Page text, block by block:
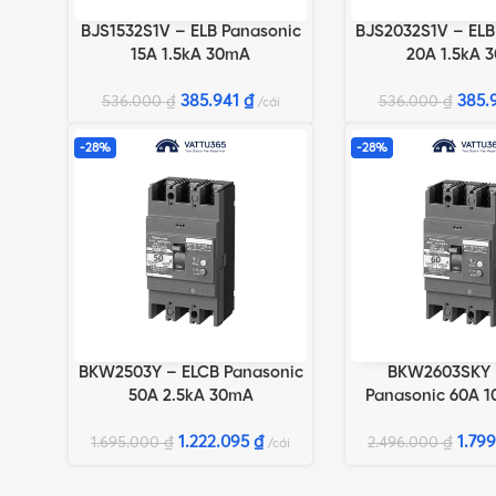
THÊM VÀO GIỎ HÀNG
BJS1532S1V – ELB Panasonic
15A 1.5kA 30mA
536.000₫ 385.941 ₫ cái
THÊM VÀO GIỎ
BJS2032S1V –
20A 1.5kA
536.000₫
-28%
THÊM VÀO GIỎ HÀNG
BKW2503Y – ELCB Panasonic
50A 2.5kA 30mA
1.695.000₫ 1.222.095 ₫ cái
-28%
THÊM VÀO GIỎ
BKW2603SKY
Panasonic 60A
2.496.000₫